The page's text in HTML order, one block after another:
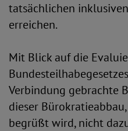
tatsächlichen
erreichen.
Mit Blick auf die
Verbindung gebrachte
dieser
begrüßt wird, nicht